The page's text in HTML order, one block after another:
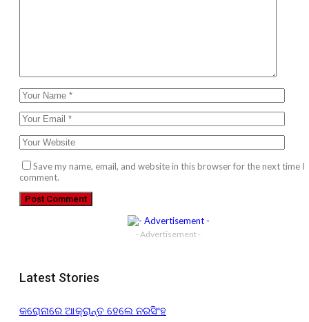
Save my name, email, and website in this browser for the next time I
comment.
- Advertisement -
Latest Stories
କରୋନାରେ ଆକ୍ରାନ୍ତ ହେଲେ ନରସିଂହ